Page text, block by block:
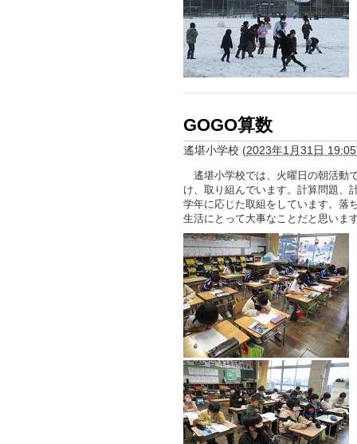
GOGO算数
遙堪小学校 (2023年1月31日 19:05
遙堪小学校では、火曜日の朝活動
け、取り組んでいます。計算問題、
学年に応じた取組をしています。落
生活にとって大事なことだと思いま